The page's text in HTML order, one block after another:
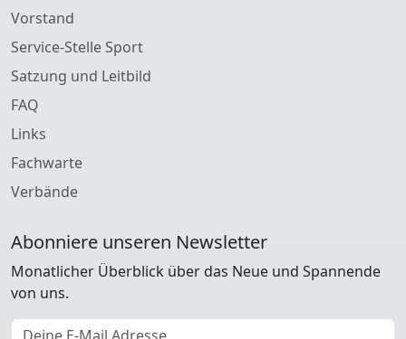
Vorstand
Service-Stelle Sport
Satzung und Leitbild
FAQ
Links
Fachwarte
Verbände
Abonniere unseren Newsletter
Monatlicher Überblick über das Neue und Spannende
von uns.
E-Mail Adresse